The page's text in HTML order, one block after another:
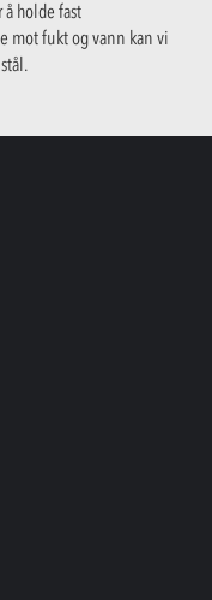
holde fast
mot fukt og vann kan vi